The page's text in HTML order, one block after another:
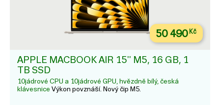
50 490Kč
APPLE MACBOOK AIR 15'' M5, 16 GB, 1
TB SSD
10jádrové CPU a 10jádrové GPU, hvězdně bílý, česká
klávesnice Výkon povznáší. Nový čip M5.